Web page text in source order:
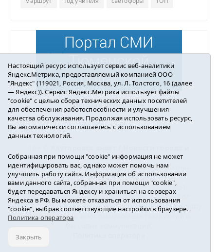
Погода в Ялуторовске
района2016-2023
Учредитель: АНО «ИИЦ « Ялуторовская жизнь».
Главный редактор: Вешкурцева С.П.
E-mail:yznaet@inbox.ruТел.: 8(34535)2-02-51
Регистрационный номер ЭЛ № ФС 77-64937 от
24.02.2016г. выдан Федеральной службой по надзору
в сфере связи, информационных технологий и
Настоящий ресурс использует сервис веб-аналитики
Яндекс.Метрика, предоставляемый компанией ООО
"Яндекс" (119021, Россия, Москва, ул. Л. Толстого, 16 (далее
— Яндекс)). Сервис Яндекс.Метрика использует файлы
"cookie" с целью сбора технических данных посетителей
для обеспечения работоспособности и улучшения
качества обслуживания. Продолжая использовать ресурс,
Вы автоматически соглашаетесь с использованием
данных технологий.
Собранная при помощи "cookie" информация не может
идентифицировать вас, однако может помочь нам
улучшить работу сайта. Информация об использовании
вами данного сайта, собранная при помощи "cookie",
будет передаваться Яндексу и храниться на серверах
Яндекса в РФ. Вы можете отказаться от использования
"cookie", выбрав соответствующие настройки в браузере.
Политика оператора
Закрыть